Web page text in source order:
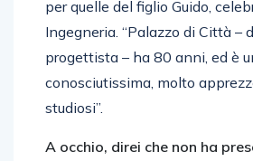
per quelle del figlio Guido,
Ingegneria. “Palazzo di Città –
progettista – ha 80 anni, ed è
conosciutissima, molto
studiosi”.
A occhio, direi che non ha